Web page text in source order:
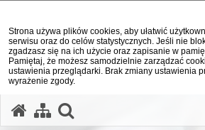
Strona używa plików cookies, aby ułatwić
serwisu oraz do celów statystycznych. Jeśli nie
zgadzasz się na ich użycie oraz zapisanie w
Pamiętaj, że możesz samodzielnie zarządzać
ustawienia przeglądarki. Brak zmiany ustawienia
wyrażenie zgody.